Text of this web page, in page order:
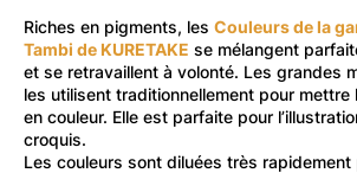
Riches en pigments, les Couleurs de la
Tambi de KURETAKE se mélangent
et se retravaillent à volonté. Les grandes
les utilisent traditionnellement pour mettre
en couleur. Elle est parfaite pour
croquis.
Les couleurs sont diluées très rapidement